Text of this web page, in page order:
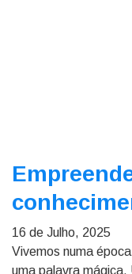
16 de Julho, 2025
Vivemos numa
uma palavra